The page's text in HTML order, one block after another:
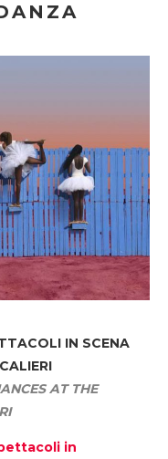
IN SCENA
AT THE
in